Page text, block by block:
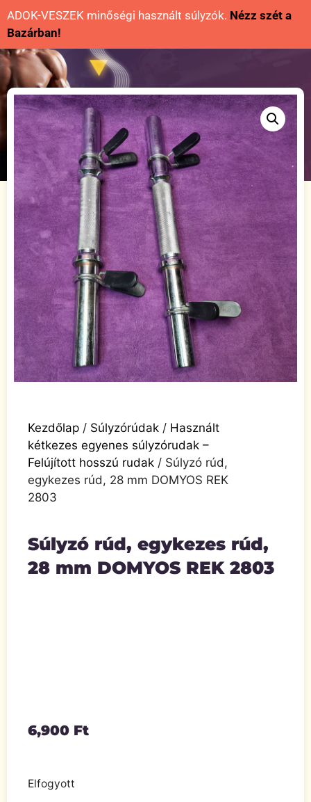
ADOK-VESZEK minőségi használt súlyzók. Nézz szét a
Bazárban!
Kezdőlap / Súlyzórúdak / Használt
kétkezes egyenes súlyzórudak –
Felújított hosszú rudak / Súlyzó rúd,
egykezes rúd, 28 mm DOMYOS REK
2803
Súlyzó rúd, egykezes rúd,
28 mm DOMYOS REK 2803
6,900 Ft
Elfogyott